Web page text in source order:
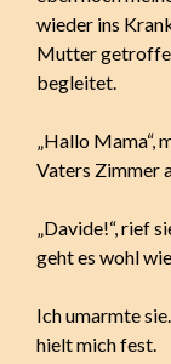
wieder ins
Mutter
begleitet.
„Hallo Mama“,
Vaters Zimmer
„Davide!“, rief
geht es wohl
Ich umarmte
hielt mich fest.